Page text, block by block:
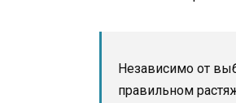
Независимо от
правильном